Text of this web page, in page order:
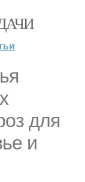
для
и